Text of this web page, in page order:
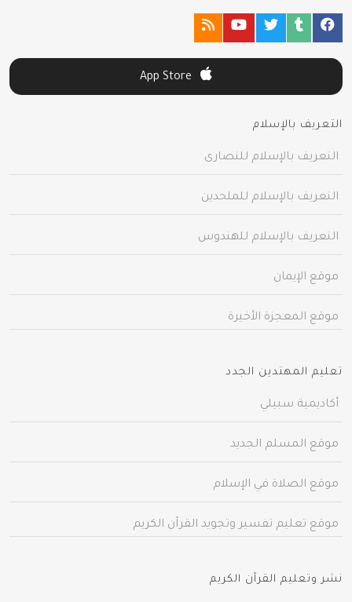
التعريف بالإسلام
التعريف بالإسلام للنصارى
التعريف بالإسلام للملحدين
التعريف بالإسلام للهندوس
موقع الإيمان
موقع المعجزة الأخيرة
تعليم المهتدين الجدد
أكاديمية سبيلي
موقع المسلم الجديد
موقع الصلاة في الإسلام
موقع تعليم تفسير وتجويد القرآن الكريم
نشر وتعليم القرآن الكريم